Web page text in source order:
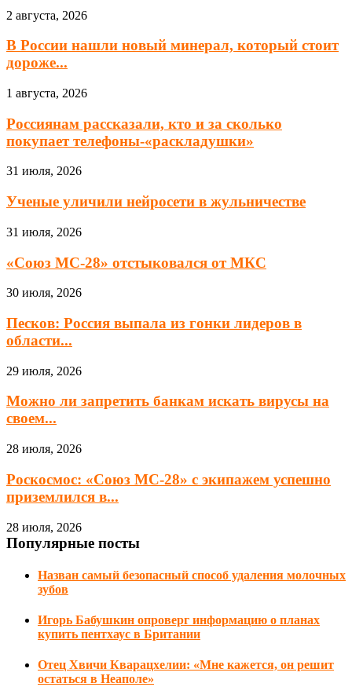
2 августа, 2026
В России нашли новый минерал, который стоит
дороже...
1 августа, 2026
Россиянам рассказали, кто и за сколько
покупает телефоны-«раскладушки»
31 июля, 2026
Ученые уличили нейросети в жульничестве
31 июля, 2026
«Союз МС-28» отстыковался от МКС
30 июля, 2026
Песков: Россия выпала из гонки лидеров в
области...
29 июля, 2026
Можно ли запретить банкам искать вирусы на
своем...
28 июля, 2026
Роскосмос: «Союз МС-28» с экипажем успешно
приземлился в...
28 июля, 2026
Популярные посты
Назван самый безопасный способ удаления молочных
зубов
Игорь Бабушкин опроверг информацию о планах
купить пентхаус в Британии
Отец Хвичи Кварацхелии: «Мне кажется, он решит
остаться в Неаполе»